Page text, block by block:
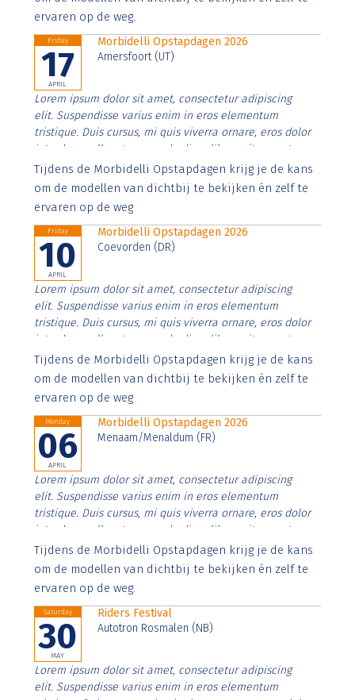
ervaren op de weg.
Friday
17
APRIL
Morbidelli Opstapdagen 2026
Amersfoort (UT)
Lorem ipsum dolor sit amet, consectetur adipiscing
elit. Suspendisse varius enim in eros elementum
tristique. Duis cursus, mi quis viverra ornare, eros dolor
interdum nulla, ut commodo diam libero vitae erat.
Aenean faucibus nibh et justo cursus id rutrum lorem
imperdiet. Nunc ut sem vitae risus tristique posuere.
Tijdens de Morbidelli Opstapdagen krijg je de kans
om de modellen van dichtbij te bekijken én zelf te
ervaren op de weg
Friday
10
APRIL
Morbidelli Opstapdagen 2026
Coevorden (DR)
Lorem ipsum dolor sit amet, consectetur adipiscing
elit. Suspendisse varius enim in eros elementum
tristique. Duis cursus, mi quis viverra ornare, eros dolor
interdum nulla, ut commodo diam libero vitae erat.
Aenean faucibus nibh et justo cursus id rutrum lorem
imperdiet. Nunc ut sem vitae risus tristique posuere.
Tijdens de Morbidelli Opstapdagen krijg je de kans
om de modellen van dichtbij te bekijken én zelf te
ervaren op de weg
Monday
06
APRIL
Morbidelli Opstapdagen 2026
Menaam/Menaldum (FR)
Lorem ipsum dolor sit amet, consectetur adipiscing
elit. Suspendisse varius enim in eros elementum
tristique. Duis cursus, mi quis viverra ornare, eros dolor
interdum nulla, ut commodo diam libero vitae erat.
Aenean faucibus nibh et justo cursus id rutrum lorem
imperdiet. Nunc ut sem vitae risus tristique posuere.
Tijdens de Morbidelli Opstapdagen krijg je de kans
om de modellen van dichtbij te bekijken én zelf te
ervaren op de weg.
Saturday
30
MAY
Riders Festival
Autotron Rosmalen (NB)
Lorem ipsum dolor sit amet, consectetur adipiscing
elit. Suspendisse varius enim in eros elementum